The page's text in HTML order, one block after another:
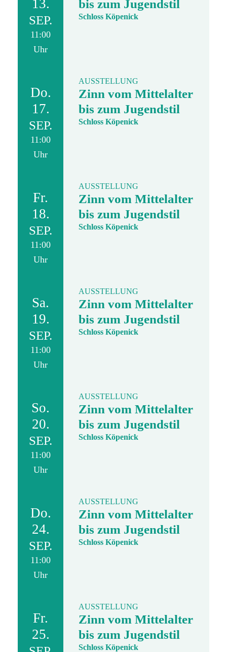
13.
SEP.
11:00
Uhr
bis zum Jugendstil
Schloss Köpenick
Do.
17.
SEP.
11:00
Uhr
AUSSTELLUNG
Zinn vom Mittelalter
bis zum Jugendstil
Schloss Köpenick
Fr.
18.
SEP.
11:00
Uhr
AUSSTELLUNG
Zinn vom Mittelalter
bis zum Jugendstil
Schloss Köpenick
Sa.
19.
SEP.
11:00
Uhr
AUSSTELLUNG
Zinn vom Mittelalter
bis zum Jugendstil
Schloss Köpenick
So.
20.
SEP.
11:00
Uhr
AUSSTELLUNG
Zinn vom Mittelalter
bis zum Jugendstil
Schloss Köpenick
Do.
24.
SEP.
11:00
Uhr
AUSSTELLUNG
Zinn vom Mittelalter
bis zum Jugendstil
Schloss Köpenick
Fr.
25.
AUSSTELLUNG
Zinn vom Mittelalter
bis zum Jugendstil
Schloss Köpenick